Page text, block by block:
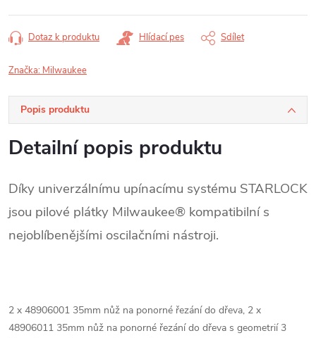
Dotaz k produktu Hlídací pes Sdílet
Značka: Milwaukee
Popis produktu
Detailní popis produktu
Díky univerzálnímu upínacímu systému STARLOCK
jsou pilové plátky Milwaukee® kompatibilní s
nejoblíbenějšími oscilačními nástroji.
2 x 48906001 35mm nůž na ponorné řezání do dřeva, 2 x
48906011 35mm nůž na ponorné řezání do dřeva s geometrií 3